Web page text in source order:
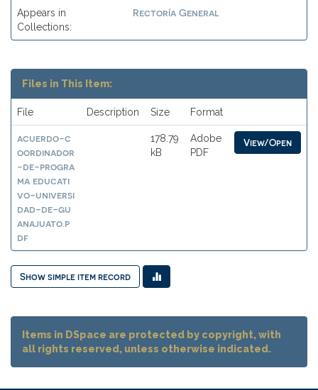
Appears in
Collections:
Rectoría General
Files in This Item:
File Description Size Format
acuerdo-c
oordinador
-de-progra
ma educati
vo-universi
dad-de-gu
anajuato.p
df
178.79
kB
Adobe
PDF
View/Open
Show simple item record
Items in DSpace are protected by copyright, with
all rights reserved, unless otherwise indicated.